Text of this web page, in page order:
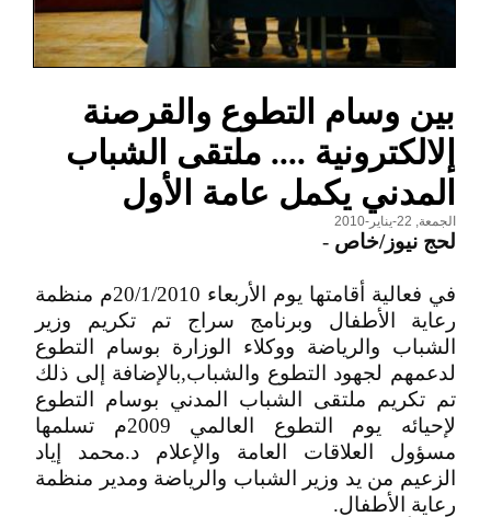
بين وسام التطوع والقرصنة
إلالكترونية .... ملتقى الشباب
المدني يكمل عامة الأول
الجمعة, 22-يناير-2010
لحج نيوز/خاص -
في فعالية أقامتها يوم الأربعاء 20/1/2010م منظمة
رعاية الأطفال وبرنامج سراج تم تكريم وزير
الشباب والرياضة ووكلاء الوزارة بوسام التطوع
لدعمهم لجهود التطوع والشباب,بالإضافة إلى ذلك
تم تكريم ملتقى الشباب المدني بوسام التطوع
لإحيائه يوم التطوع العالمي 2009م تسلمها
مسؤول العلاقات العامة والإعلام د.محمد إياد
الزعيم من يد وزير الشباب والرياضة ومدير منظمة
رعاية الأطفال.